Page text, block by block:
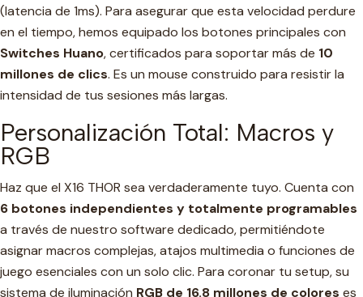
(latencia de 1ms). Para asegurar que esta velocidad perdure
en el tiempo, hemos equipado los botones principales con
Switches Huano, certificados para soportar más de 10
millones de clics. Es un mouse construido para resistir la
intensidad de tus sesiones más largas.
Personalización Total: Macros y
RGB
Haz que el X16 THOR sea verdaderamente tuyo. Cuenta con
6 botones independientes y totalmente programables
a través de nuestro software dedicado, permitiéndote
asignar macros complejas, atajos multimedia o funciones de
juego esenciales con un solo clic. Para coronar tu setup, su
sistema de iluminación RGB de 16.8 millones de colores es